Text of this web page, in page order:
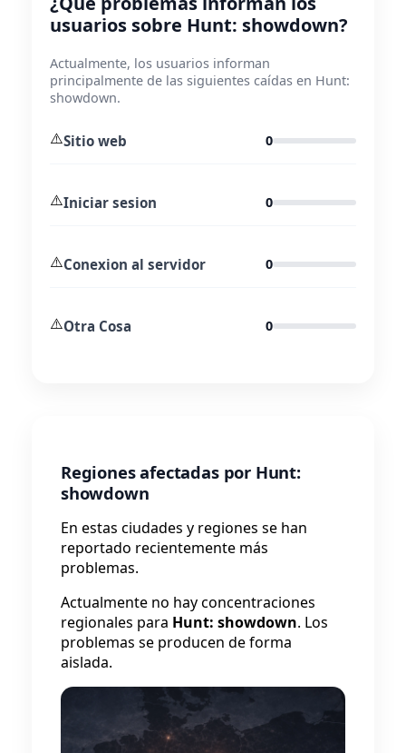
usuarios sobre Hunt: showdown?
Actualmente, los usuarios informan
principalmente de las siguientes caídas en Hunt:
showdown.
⚠️Sitio web 0
⚠️Iniciar sesion 0
⚠️Conexion al servidor 0
⚠️Otra Cosa 0
Regiones afectadas por Hunt:
showdown
En estas ciudades y regiones se han
reportado recientemente más
problemas.
Actualmente no hay concentraciones
regionales para Hunt: showdown. Los
problemas se producen de forma
aislada.